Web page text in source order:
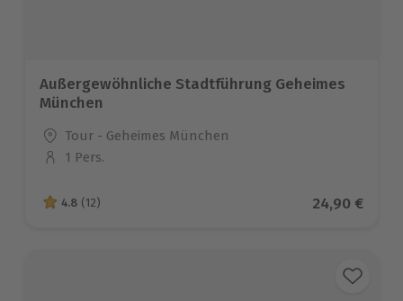
Außergewöhnliche Stadtführung Geheimes
München
Standort
Tour - Geheimes München
Anzahl der Teilnehmer
1 Pers.
4.8 von 5 Sternen basierend auf 12 Bewertungen
4.8 (12) Aktueller
24,90 €